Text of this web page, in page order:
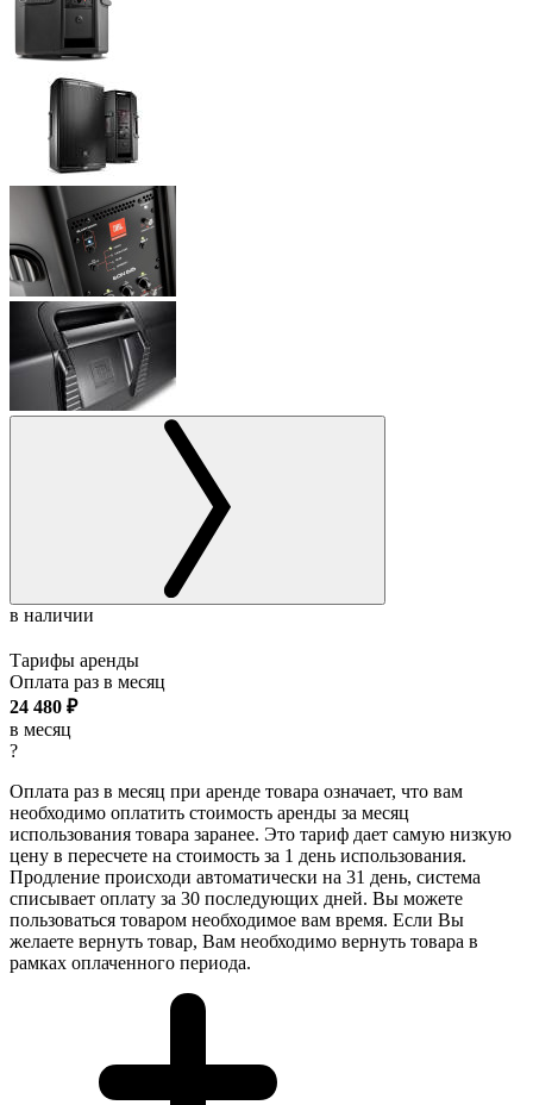
в наличии
Тарифы аренды
Оплата раз в месяц
24 480 ₽
в месяц
?
Оплата раз в месяц при аренде товара означает, что вам
необходимо оплатить стоимость аренды за месяц
использования товара заранее. Это тариф дает самую низкую
цену в пересчете на стоимость за 1 день использования.
Продление происходи автоматически на 31 день, система
списывает оплату за 30 последующих дней. Вы можете
пользоваться товаром необходимое вам время. Если Вы
желаете вернуть товар, Вам необходимо вернуть товара в
рамках оплаченного периода.